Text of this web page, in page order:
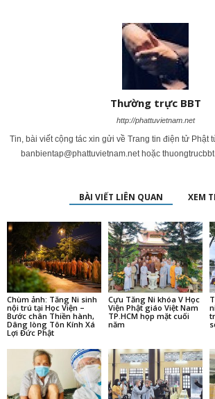
Thường trực BBT
http://phattuvietnam.net
Tin, bài viết cộng tác xin gửi về Trang tin điện tử Phật
banbientap@phattuvietnam.nethoặc
BÀI VIẾT LIÊN QUAN XEM
Chùm ảnh: Tăng Ni sinh
nội trú tại Học Viện –
Bước chân Thiền hành,
Dâng lòng Tôn Kính Xá
Lợi Đức Phật
Cựu Tăng Ni khóa V Học
Viện Phật giáo Việt Nam
TP.HCM họp mặt cuối
năm